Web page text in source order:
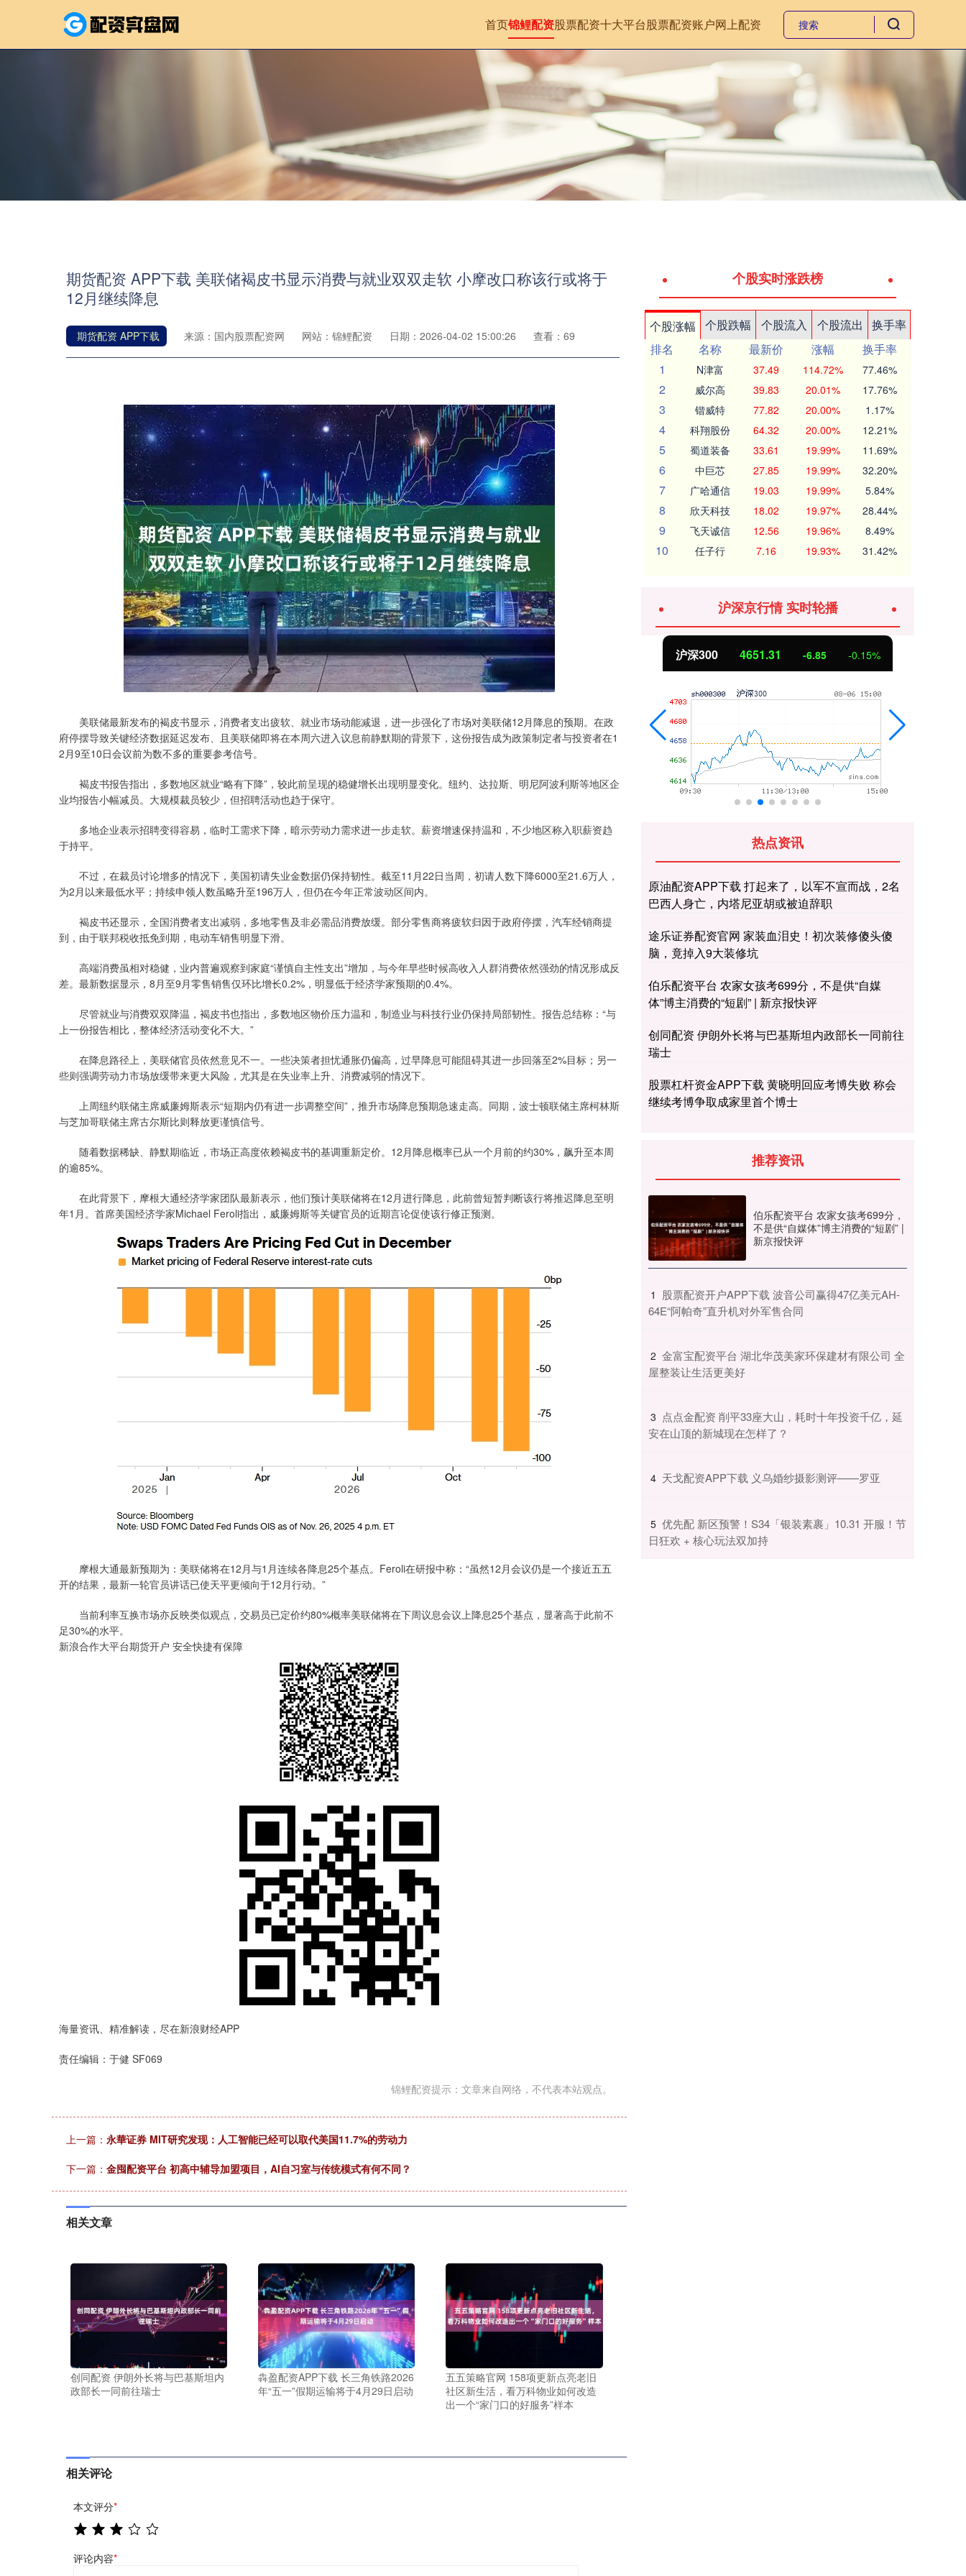
首页锦鲤配资股票配资十大平台股票配资账户网上配资
期货配资 APP下载 美联储褐皮书显示消费与就业双双走软 小摩改口称该行或将于
12月继续降息
期货配资 APP下载 来源：国内股票配资网 网站：锦鲤配资 日期：2026-04-02 15:00:26 查看：69
美联储最新发布的褐皮书显示，消费者支出疲软、就业市场动能减退，进一步强化了市场对美联储12月降息的预期。在政
府停摆导致关键经济数据延迟发布、且美联储即将在本周六进入议息前静默期的背景下，这份报告成为政策制定者与投资者在1
2月9至10日会议前为数不多的重要参考信号。
褐皮书报告指出，多数地区就业“略有下降”，较此前呈现的稳健增长出现明显变化。纽约、达拉斯、明尼阿波利斯等地区企
业均报告小幅减员。大规模裁员较少，但招聘活动也趋于保守。
多地企业表示招聘变得容易，临时工需求下降，暗示劳动力需求进一步走软。薪资增速保持温和，不少地区称入职薪资趋
于持平。
不过，在裁员讨论增多的情况下，美国初请失业金数据仍保持韧性。截至11月22日当周，初请人数下降6000至21.6万人，
为2月以来最低水平；持续申领人数虽略升至196万人，但仍在今年正常波动区间内。
褐皮书还显示，全国消费者支出减弱，多地零售及非必需品消费放缓。部分零售商将疲软归因于政府停摆，汽车经销商提
到，由于联邦税收抵免到期，电动车销售明显下滑。
高端消费虽相对稳健，业内普遍观察到家庭“谨慎自主性支出”增加，与今年早些时候高收入人群消费依然强劲的情况形成反
差。最新数据显示，8月至9月零售销售仅环比增长0.2%，明显低于经济学家预期的0.4%。
尽管就业与消费双双降温，褐皮书也指出，多数地区物价压力温和，制造业与科技行业仍保持局部韧性。报告总结称：“与
上一份报告相比，整体经济活动变化不大。”
在降息路径上，美联储官员依然意见不一。一些决策者担忧通胀仍偏高，过早降息可能阻碍其进一步回落至2%目标；另一
些则强调劳动力市场放缓带来更大风险，尤其是在失业率上升、消费减弱的情况下。
上周纽约联储主席威廉姆斯表示“短期内仍有进一步调整空间”，推升市场降息预期急速走高。同期，波士顿联储主席柯林斯
与芝加哥联储主席古尔斯比则释放更谨慎信号。
随着数据稀缺、静默期临近，市场正高度依赖褐皮书的基调重新定价。12月降息概率已从一个月前的约30%，飙升至本周
的逾85%。
在此背景下，摩根大通经济学家团队最新表示，他们预计美联储将在12月进行降息，此前曾短暂判断该行将推迟降息至明
年1月。首席美国经济学家Michael Feroli指出，威廉姆斯等关键官员的近期言论促使该行修正预测。
摩根大通最新预期为：美联储将在12月与1月连续各降息25个基点。Feroli在研报中称：“虽然12月会议仍是一个接近五五
开的结果，最新一轮官员讲话已使天平更倾向于12月行动。”
当前利率互换市场亦反映类似观点，交易员已定价约80%概率美联储将在下周议息会议上降息25个基点，显著高于此前不
足30%的水平。
新浪合作大平台期货开户 安全快捷有保障
海量资讯、精准解读，尽在新浪财经APP
责任编辑：于健 SF069
锦鲤配资提示：文章来自网络，不代表本站观点。
上一篇： 永華证券 MIT研究发现：人工智能已经可以取代美国11.7%的劳动力
下一篇： 金囤配资平台 初高中辅导加盟项目，AI自习室与传统模式有何不同？
相关文章
创同配资 伊朗外长将与巴基斯坦内
政部长一同前往瑞士
犇盈配资APP下载 长三角铁路2026
年“五一”假期运输将于4月29日启动
五五策略官网 158项更新点亮老旧
社区新生活，看万科物业如何改造
出一个“家门口的好服务”样本
相关评论
本文评分*
评论内容*
个股实时涨跌榜
个股涨幅 个股跌幅 个股流入 个股流出
换手率
排名
名称 最新价 涨幅
换手率
1
N津富 37.49 114.72% 77.46%
2 威尔高 39.83 20.01% 17.76%
3 锴威特 77.82 20.00% 1.17%
4 科翔股份 64.32 20.00% 12.21%
5 蜀道装备 33.61 19.99% 11.69%
6 中巨芯 27.85 19.99% 32.20%
7 广哈通信 19.03 19.99% 5.84%
8 欣天科技 18.02 19.97% 28.44%
9 飞天诚信 12.56 19.96% 8.49%
10 任子行 7.16 19.93% 31.42%
沪深京行情 实时轮播
深证成指 14110.12 -34.08 -0.24% 沪深300 4651.31 -6.85 北证50 1122.88 3.42 0.30%
热点资讯
原油配资APP下载 打起来了，以军不宣而战，2名
巴西人身亡，内塔尼亚胡或被迫辞职
途乐证券配资官网 家装血泪史！初次装修傻头傻
脑，竟掉入9大装修坑
伯乐配资平台 农家女孩考699分，不是供“自媒
体”博主消费的“短剧” | 新京报快评
创同配资 伊朗外长将与巴基斯坦内政部长一同前往
瑞士
股票杠杆资金APP下载 黄晓明回应考博失败 称会
继续考博争取成家里首个博士
推荐资讯
伯乐配资平台 农家女孩考699分，
不是供“自媒体”博主消费的“短剧” |
新京报快评
1
​股票配资开户APP下载 波音公司赢得47亿美元AH-
64E“阿帕奇”直升机对外军售合同
2 ​金富宝配资平台 湖北华茂美家环保建材有限公司 全
屋整装让生活更美好
3 ​点点金配资 削平33座大山，耗时十年投资千亿，延
安在山顶的新城现在怎样了？
4 ​天戈配资APP下载 义乌婚纱摄影测评——罗亚
5 ​优先配 新区预警！S34「银装素裹」10.31 开服！节
日狂欢 + 核心玩法双加持